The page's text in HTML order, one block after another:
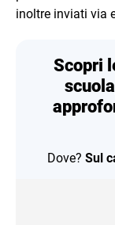
inoltre inviati via
Scopri
Dove? Sul